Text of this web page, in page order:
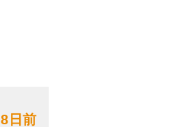
8日前